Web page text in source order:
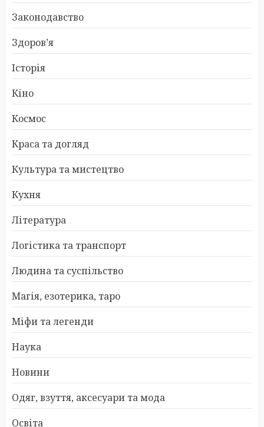
Законодавство
Здоров’я
Історія
Кіно
Космос
Краса та догляд
Культура та мистецтво
Кухня
Література
Логістика та транспорт
Людина та суспільство
Магія, езотерика, таро
Міфи та легенди
Наука
Новини
Одяг, взуття, аксесуари та мода
Освіта